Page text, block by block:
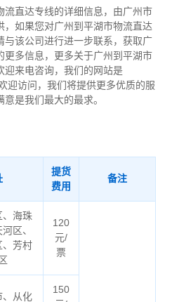
流直达专线的详细信息，由广州市
，如果您对广州到平湖市物流直达
与该公司进行进一步联系，获取广
更多信息，更多关于广州到平湖市
迎来电咨询，我们的网站是
迎访问，我们将提供更多优质的服
是我们最大的最求。
提货
费用
备注
、海珠
区、
、芳村
120
元/
票
、从化
150